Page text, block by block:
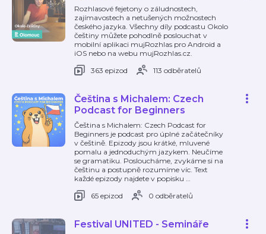
Rozhlasové fejetony o záludnostech,
zajímavostech a netušených možnostech
českého jazyka. Všechny díly podcastu Okolo
češtiny můžete pohodlně poslouchat v
mobilní aplikaci mujRozhlas pro Android a
iOS nebo na webu mujRozhlas.cz.
363 epizod
113 odběratelů
Čeština s Michalem: Czech
Podcast for Beginners
Čeština s Michalem: Czech Podcast for
Beginners je podcast pro úplné začátečníky
v češtině. Epizody jsou krátké, mluvené
pomalu a jednoduchým jazykem. Neučíme
se gramatiku. Posloucháme, zvykáme si na
češtinu a postupně rozumíme víc. Text
každé epizody najdete v popisku …
65 epizod
0 odběratelů
Festival UNITED - Semináře